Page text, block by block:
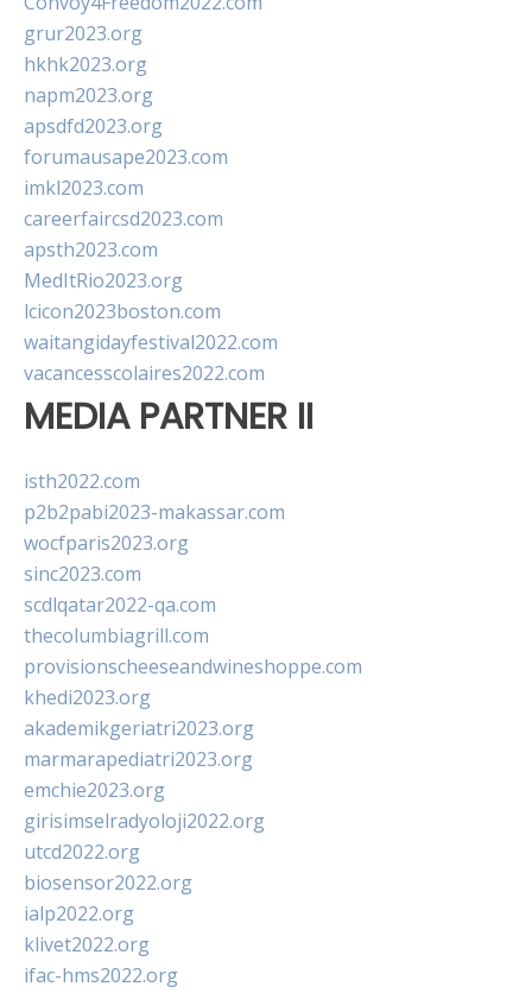
grur2023.org
hkhk2023.org
napm2023.org
apsdfd2023.org
forumausape2023.com
imkl2023.com
careerfaircsd2023.com
apsth2023.com
MedItRio2023.org
lcicon2023boston.com
waitangidayfestival2022.com
vacancesscolaires2022.com
MEDIA PARTNER II
isth2022.com
p2b2pabi2023-makassar.com
wocfparis2023.org
sinc2023.com
scdlqatar2022-qa.com
thecolumbiagrill.com
provisionscheeseandwineshoppe.com
khedi2023.org
akademikgeriatri2023.org
marmarapediatri2023.org
emchie2023.org
girisimselradyoloji2022.org
utcd2022.org
biosensor2022.org
ialp2022.org
klivet2022.org
ifac-hms2022.org